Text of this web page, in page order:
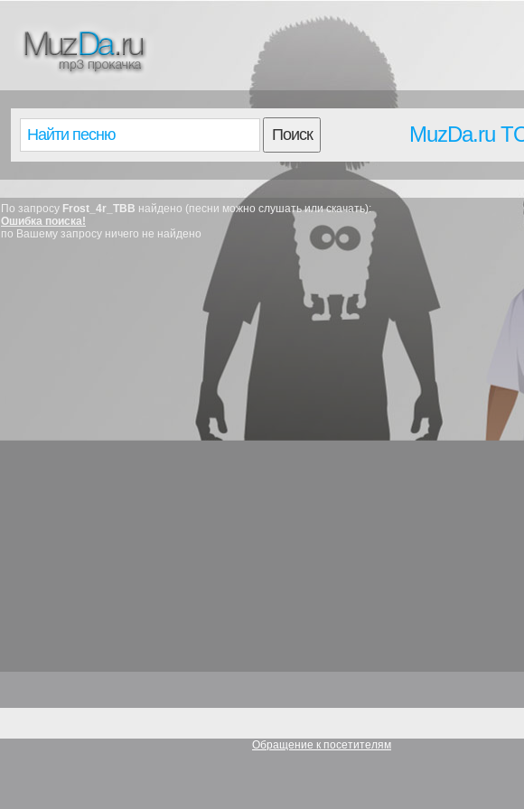
Поиск MuzDa.ru
По запросу Frost_4r_TBB найдено (песни можно слушать или скачать):
Ошибка поиска!
по Вашему запросу ничего не найдено
Обращение к посетителям